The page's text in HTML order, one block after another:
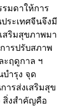
มดาให้การ
ระเทศจีนจึงมี
สริมสุขภาพมา
ารปรับสภาพ
ะฤดูกาล ฯ
บำรุง จุด
ารส่งเสริมสุข
สิ่งสำคัญคือ